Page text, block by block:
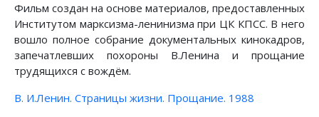
Фильм создан на основе материалов, предоставленных
Институтом марксизма-ленинизма при ЦК КПСС. В него
вошло полное собрание документальных кинокадров,
запечатлевших похороны В.Ленина и прощание
трудящихся с вождём.
В. И.Ленин. Страницы жизни. Прощание. 1988